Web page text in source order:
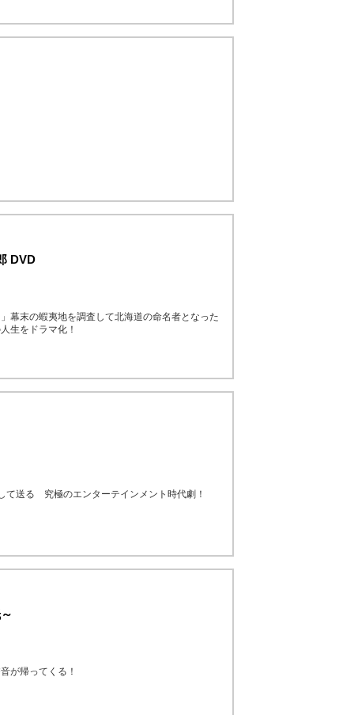
DVD
幕末の蝦夷地を調査して北海道の命名者となった
生をドラマ化！
送る 究極のエンターテインメント時代劇！
が帰ってくる！